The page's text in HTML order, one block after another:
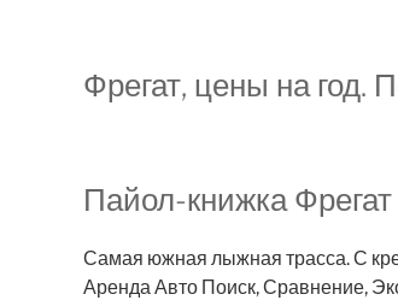
Фрегат, цены на год.
Пайол-книжка
Самая южная лыжная трасса. С
Аренда Авто Поиск, Сравнение,